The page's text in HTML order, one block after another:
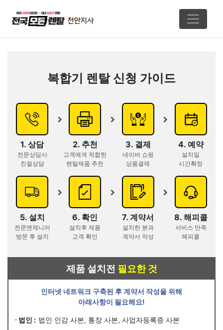
복합기 렌탈 신청 가이드
1. 상담
전문상담사
친절상담
2. 추천
고객에게 적합한
렌탈제품 추천
3. 결제
네이버 쇼핑
상품결제
4. 예약
설치일
시간확정
5. 설치
전문엔제니어
방문 후 설치
6. 확인
설치후 제품
고객 확인
7. 계약서
설치한 분과
계약서 작성
8. 해피콜
서비스 만족
해피콜
제품 설치전 필요한 것
인터넷 네트워크 구축된 후 계약서 작성을 위해
아래사항이 필요해요!
법인 : 법인 인감 사본, 통장 사본, 사업자등록증 사본